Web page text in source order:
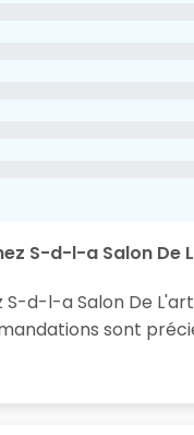
S-d-l-a Salon De
d-l-a Salon De
sont